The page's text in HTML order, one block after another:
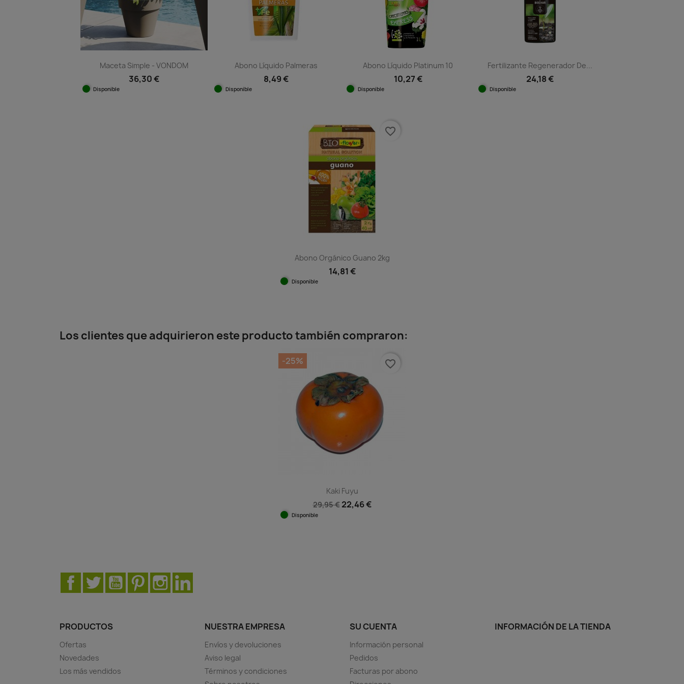
Maceta Simple - VONDOM
36,30 €
Disponible
Abono Líquido Palmeras
8,49 €
Disponible
Abono Líquido Platinum 10
10,27 €
Disponible
Fertilizante Regenerador De...
24,18 €
Disponible
Abono Orgánico Guano 2kg
14,81 €
Disponible
favorite_border
Los clientes que adquirieron este producto también compraron:
Kaki Fuyu
29,95 € 22,46 €
Disponible
-25% favorite_border
Facebook
Twitter YouTubePinterestInstagram
PRODUCTOS
Ofertas
Novedades
Los más vendidos
NUESTRA EMPRESA
Envíos y devoluciones
Aviso legal
Términos y condiciones
SU CUENTA
Información personal
Pedidos
Facturas por abono
INFORMACIÓN DE LA TIENDA